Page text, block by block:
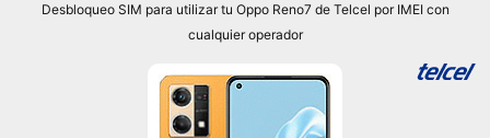
Desbloqueo SIM para utilizar tu Oppo Reno7 de Telcel por IMEI con
cualquier operador